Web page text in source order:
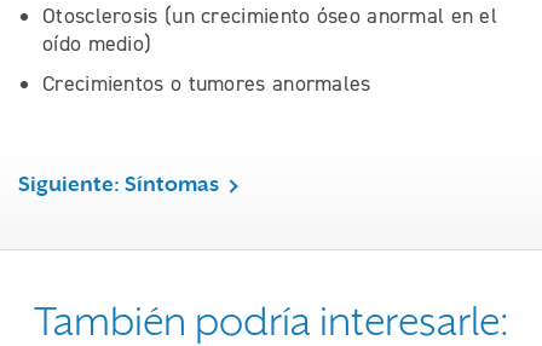
Otosclerosis (un crecimiento óseo anormal en el
oído medio)
Crecimientos o tumores anormales
Siguiente: Síntomas
También podría interesarle: